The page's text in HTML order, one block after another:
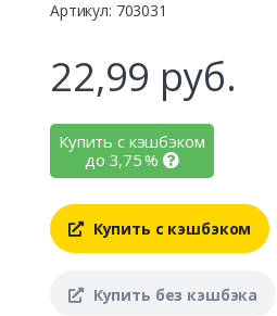
Артикул: 703031
22,99 руб.
Купить с кэшбэком
до 3,75%
Купить с кэшбэком
Купить без кэшбэка